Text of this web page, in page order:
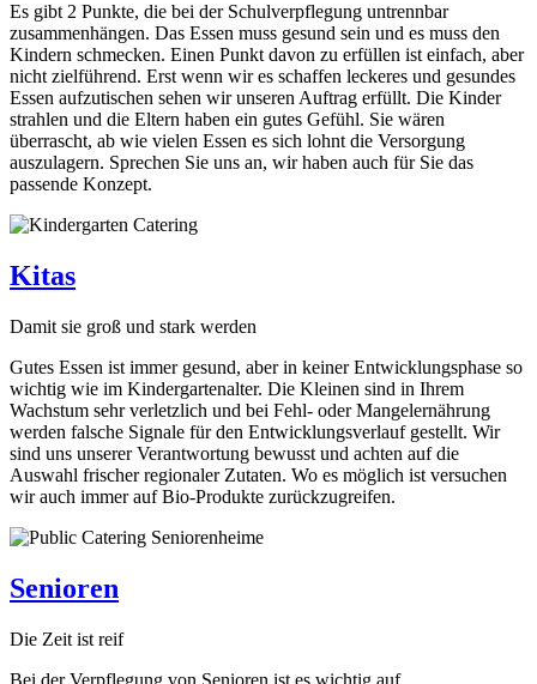
Es gibt 2 Punkte, die bei der Schulverpflegung untrennbar
zusammenhängen. Das Essen muss gesund sein und es muss den
Kindern schmecken. Einen Punkt davon zu erfüllen ist einfach, aber
nicht zielführend. Erst wenn wir es schaffen leckeres und gesundes
Essen aufzutischen sehen wir unseren Auftrag erfüllt. Die Kinder
strahlen und die Eltern haben ein gutes Gefühl. Sie wären
überrascht, ab wie vielen Essen es sich lohnt die Versorgung
auszulagern. Sprechen Sie uns an, wir haben auch für Sie das
passende Konzept.
Kitas
Damit sie groß und stark werden
Gutes Essen ist immer gesund, aber in keiner Entwicklungsphase so
wichtig wie im Kindergartenalter. Die Kleinen sind in Ihrem
Wachstum sehr verletzlich und bei Fehl- oder Mangelernährung
werden falsche Signale für den Entwicklungsverlauf gestellt. Wir
sind uns unserer Verantwortung bewusst und achten auf die
Auswahl frischer regionaler Zutaten. Wo es möglich ist versuchen
wir auch immer auf Bio-Produkte zurückzugreifen.
Senioren
Die Zeit ist reif
Bei der Verpflegung von Senioren ist es wichtig auf